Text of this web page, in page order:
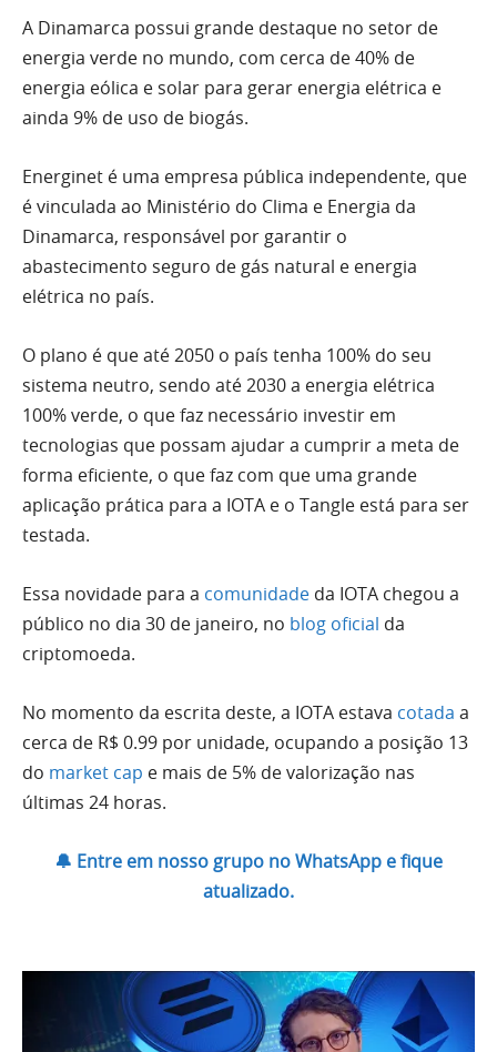
A Dinamarca possui grande destaque no setor de
energia verde no mundo, com cerca de 40% de
energia eólica e solar para gerar energia elétrica e
ainda 9% de uso de biogás.
Energinet é uma empresa pública independente, que
é vinculada ao Ministério do Clima e Energia da
Dinamarca, responsável por garantir o
abastecimento seguro de gás natural e energia
elétrica no país.
O plano é que até 2050 o país tenha 100% do seu
sistema neutro, sendo até 2030 a energia elétrica
100% verde, o que faz necessário investir em
tecnologias que possam ajudar a cumprir a meta de
forma eficiente, o que faz com que uma grande
aplicação prática para a IOTA e o Tangle está para ser
testada.
Essa novidade para a comunidade da IOTA chegou a
público no dia 30 de janeiro, no blog oficial da
criptomoeda.
No momento da escrita deste, a IOTA estava cotada a
cerca de R$ 0.99 por unidade, ocupando a posição 13
do market cap e mais de 5% de valorização nas
últimas 24 horas.
🔔 Entre em nosso grupo no WhatsApp e fique
atualizado.